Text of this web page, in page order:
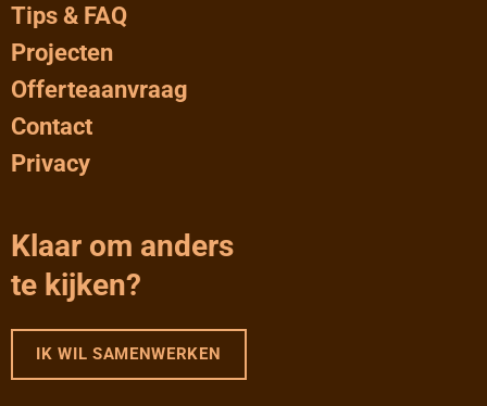
Tips & FAQ
Projecten
Offerteaanvraag
Contact
Privacy
Klaar om anders
te kijken?
IK WIL SAMENWERKEN